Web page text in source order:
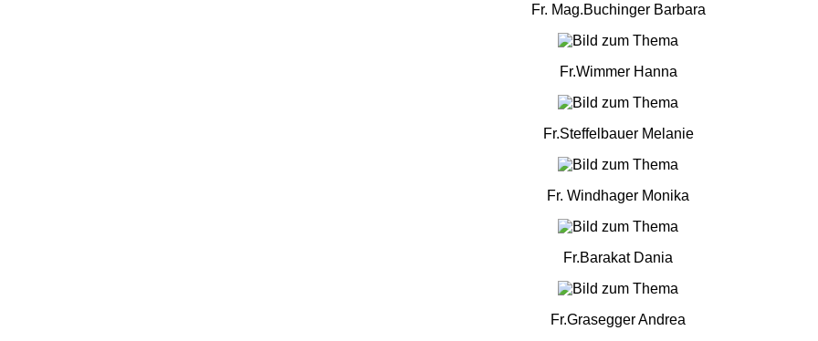
Fr. Mag.Buchinger Barbara
Fr.Wimmer Hanna
Fr.Steffelbauer Melanie
Fr. Windhager Monika
Fr.Barakat Dania
Fr.Grasegger Andrea